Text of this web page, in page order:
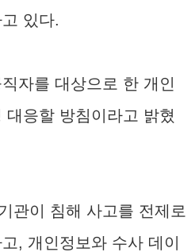
있다.
자를 대상으로 한 개인
응할 방침이라고 밝혔
관이 침해 사고를 전제로
, 개인정보와 수사 데이